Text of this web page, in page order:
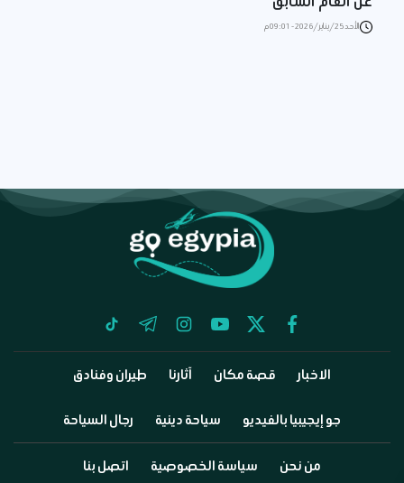
الأحد 25/يناير/2026 - 09:01 م
facebook
twitter
youtube
instagram
telegram
tiktok
الاخبار قصة مكان آثارنا طيران وفنادق
جو إيجيبيا بالفيديو سياحة دينية رجال السياحة
من نحن سياسة الخصوصية اتصل بنا